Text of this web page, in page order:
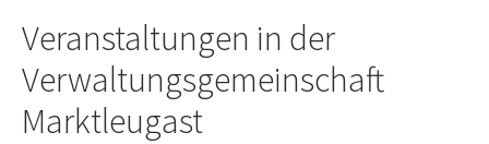
Veranstaltungen in der
Verwaltungsgemeinschaft
Marktleugast